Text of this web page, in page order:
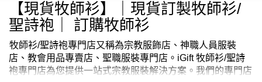
【現貨牧師衫】｜現貨訂製牧師衫/
聖詩袍｜ 訂購牧師衫
牧師衫/聖詩袍專門店又稱為宗教服飾店、神職人員服裝
店、教會用品專賣店、聖職服裝專門店。iGift 牧師衫/聖詩
袍專門店為您提供一站式宗教服裝解決方案。我們的專門店